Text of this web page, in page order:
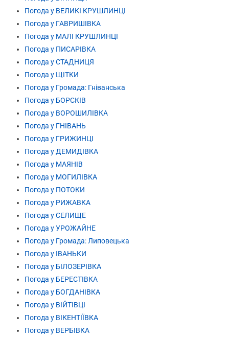
Погода у ВЕЛИКІ КРУШЛИНЦІ
Погода у ГАВРИШІВКА
Погода у МАЛІ КРУШЛИНЦІ
Погода у ПИСАРІВКА
Погода у СТАДНИЦЯ
Погода у ЩІТКИ
Погода у Громада: Гніванська
Погода у БОРСКІВ
Погода у ВОРОШИЛІВКА
Погода у ГНІВАНЬ
Погода у ГРИЖИНЦІ
Погода у ДЕМИДІВКА
Погода у МАЯНІВ
Погода у МОГИЛІВКА
Погода у ПОТОКИ
Погода у РИЖАВКА
Погода у СЕЛИЩЕ
Погода у УРОЖАЙНЕ
Погода у Громада: Липовецька
Погода у ІВАНЬКИ
Погода у БІЛОЗЕРІВКА
Погода у БЕРЕСТІВКА
Погода у БОГДАНІВКА
Погода у ВІЙТІВЦІ
Погода у ВІКЕНТІЇВКА
Погода у ВЕРБІВКА